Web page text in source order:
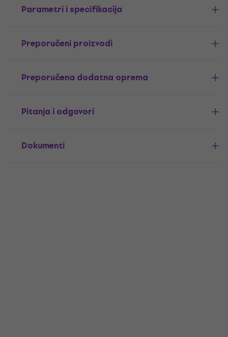
Parametri i specifikacija
Preporučeni proizvodi
Preporučena dodatna oprema
Pitanja i odgovori
Dokumenti